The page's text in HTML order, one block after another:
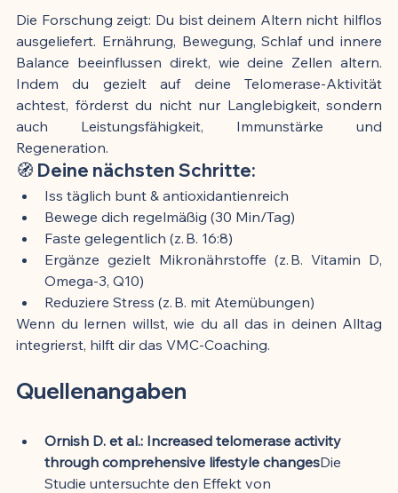
Die Forschung zeigt: Du bist deinem Altern nicht hilflos
ausgeliefert. Ernährung, Bewegung, Schlaf und innere
Balance beeinflussen direkt, wie deine Zellen altern.
Indem du gezielt auf deine Telomerase-Aktivität
achtest, förderst du nicht nur Langlebigkeit, sondern
auch Leistungsfähigkeit, Immunstärke und
Regeneration.
🧭 Deine nächsten Schritte:
Iss täglich bunt & antioxidantienreich
Bewege dich regelmäßig (30 Min/Tag)
Faste gelegentlich (z. B. 16:8)
Ergänze gezielt Mikronährstoffe (z. B. Vitamin D,
Omega-3, Q10)
Reduziere Stress (z. B. mit Atemübungen)
Wenn du lernen willst, wie du all das in deinen Alltag
integrierst, hilft dir das VMC-Coaching.
Quellenangaben
Ornish D. et al.: Increased telomerase activity
through comprehensive lifestyle changesDie
Studie untersuchte den Effekt von